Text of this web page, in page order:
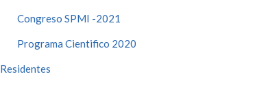
Congreso SPMI -2021
Programa Cientifico 2020
Residentes